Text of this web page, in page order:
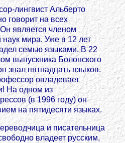
лингвист Альберто
говорит на всех
является членом
наук мира. Уже в 12 лет
семью языками. В 22
выпускника Болонского
знал пятнадцать языков.
овладевает
На одном из
(в 1996 году) он
на пятидесяти языках.
и писательница
владеет русским,